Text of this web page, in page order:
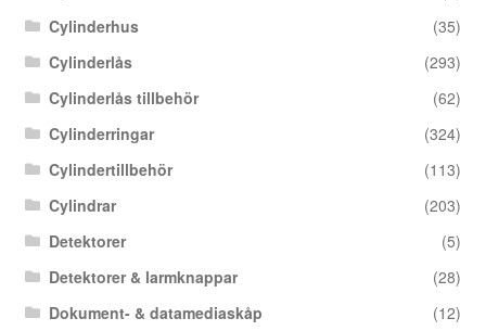
Cylinderhus
(35)
Cylinderlås
(293)
Cylinderlås tillbehör
(62)
Cylinderringar
(324)
Cylindertillbehör
(113)
Cylindrar
(203)
Detektorer
(5)
Detektorer & larmknappar
(28)
Dokument- & datamediaskåp
(12)